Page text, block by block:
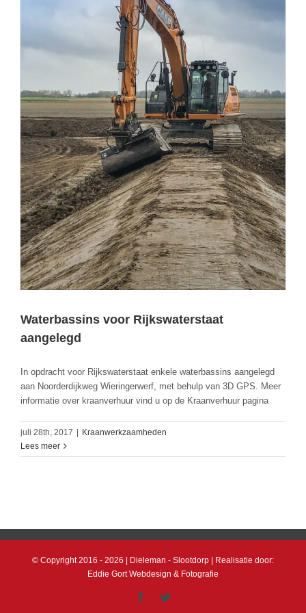
Waterbassins voor Rijkswaterstaat
aangelegd
In opdracht voor Rijkswaterstaat enkele waterbassins aangelegd
aan Noorderdijkweg Wieringerwerf, met behulp van 3D GPS. Meer
informatie over kraanverhuur vind u op de Kraanverhuur pagina
juli 28th, 2017 | Kraanwerkzaamheden
Lees meer
© Copyright 2016 - 2026 | Dieleman - Slootdorp | Realisatie door:
Eddie Gort Webdesign & Fotografie
FacebookTwitter